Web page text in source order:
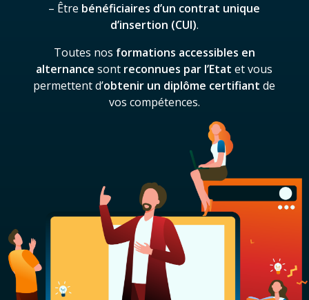
– Être bénéficiaires d’un contrat unique
d’insertion (CUI).
Toutes nos formations accessibles en
alternance sont reconnues par l’Etat et vous
permettent d’obtenir un diplôme certifiant de
vos compétences.